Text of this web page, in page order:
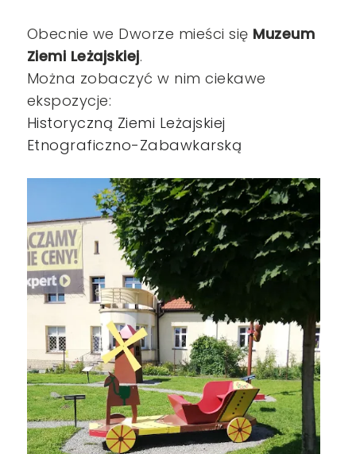
Obecnie we Dworze mieści się Muzeum
Ziemi Leżajskiej.
Można zobaczyć w nim ciekawe
ekspozycje:
Historyczną Ziemi Leżajskiej
Etnograficzno-Zabawkarską